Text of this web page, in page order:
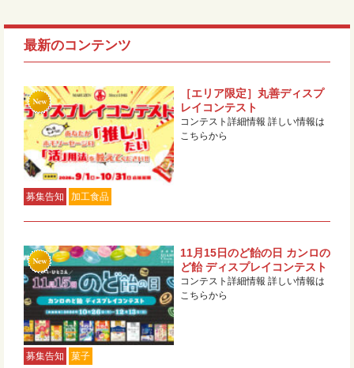
最新のコンテンツ
募集告知 加工食品
［エリア限定］丸善ディスプ
レイコンテスト
コンテスト詳細情報 詳しい情報は
こちらから
募集告知 菓子
11月15日のど飴の日 カンロの
ど飴 ディスプレイコンテスト
コンテスト詳細情報 詳しい情報は
こちらから